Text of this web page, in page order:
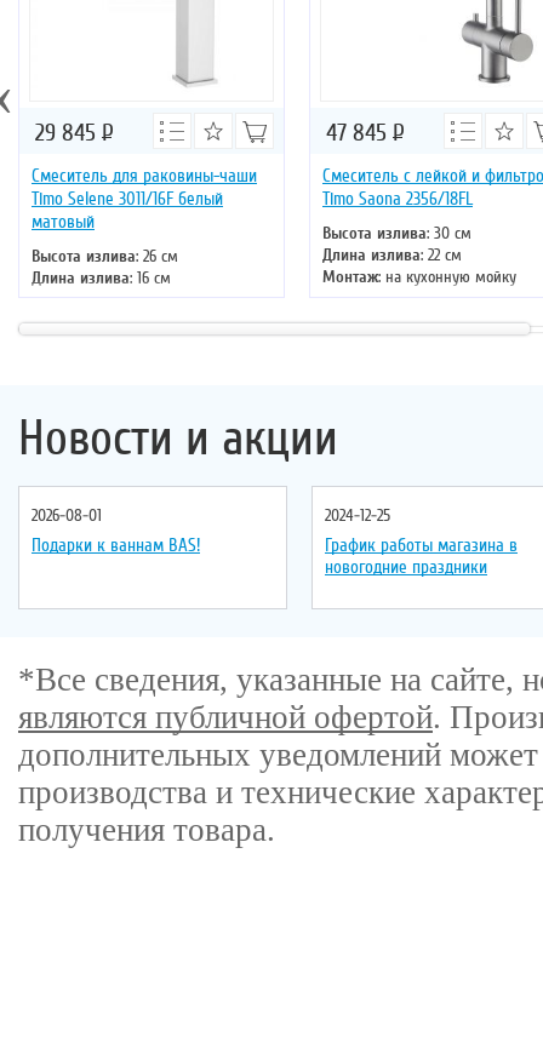
Смеситель для раковины-чаши
Timo Selene 3011/16F белый
матовый
Высота излива: 26 см
Длина излива: 16 см
Монтаж: на раковину
Тип излива: литой
29 845 Р
Смеситель с лейкой и
Timo Saona 2356/18FL
Высота излива: 30 см
Длина излива: 22 см
Монтаж: на кухонную мойку
Тип излива: поворотный
Управление: однорычажное
Цвет смесителя: черное золото
47 845 Р
Новости и акции
2026-08-01
Подарки к ваннам BAS!
2024-12-25
График работы магазина в
новогодние праздники
*Все сведения, указанные на
являются публичной офертой.
дополнительных уведомлений
производства и технические
получения товара.